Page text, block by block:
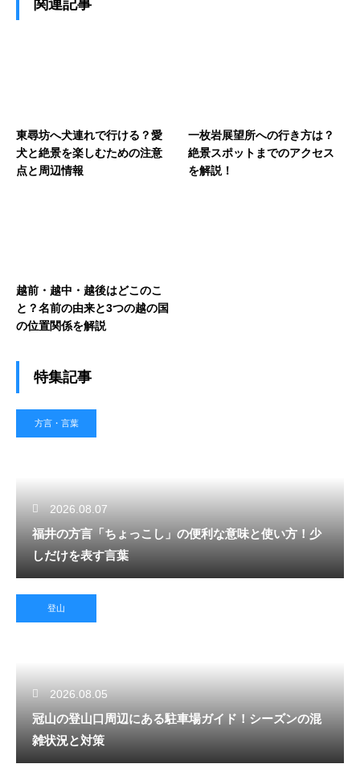
関連記事
東尋坊へ犬連れで行ける？愛
犬と絶景を楽しむための注意
点と周辺情報
一枚岩展望所への行き方は？
絶景スポットまでのアクセス
を解説！
越前・越中・越後はどこのこ
と？名前の由来と3つの越の国
の位置関係を解説
特集記事
方言・言葉
2026.08.07
福井の方言「ちょっこし」の便利な意味と使い方！少
しだけを表す言葉
登山
2026.08.05
冠山の登山口周辺にある駐車場ガイド！シーズンの混
雑状況と対策